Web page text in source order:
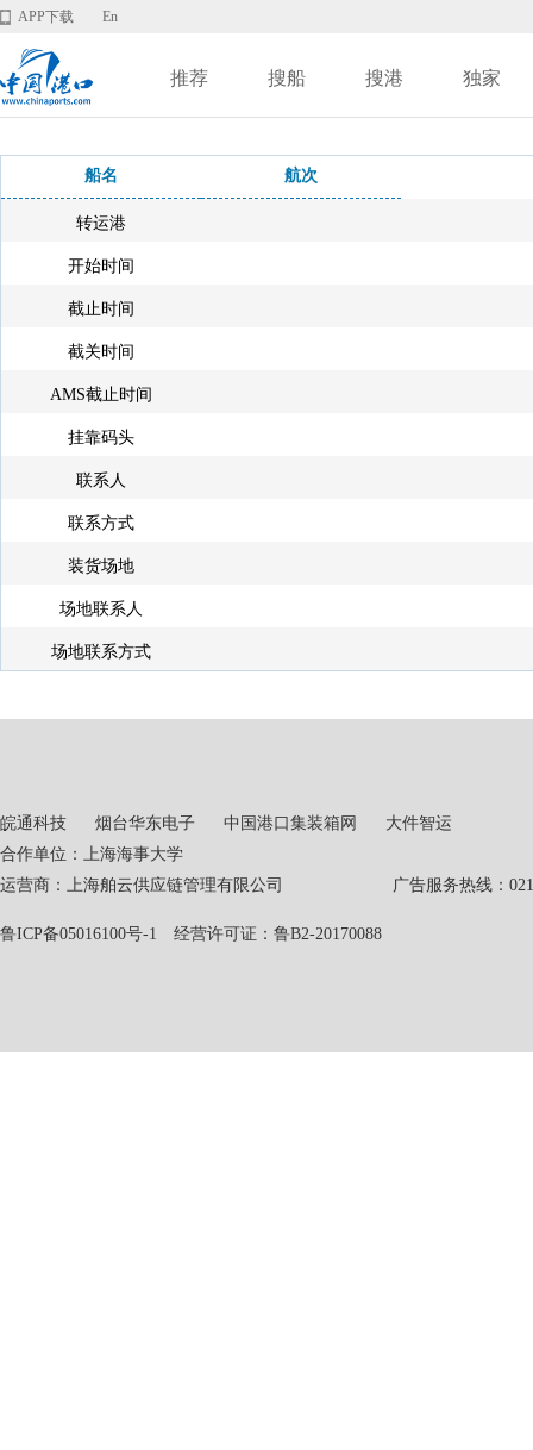
APP下载 En
推荐 搜船 搜港 独家
船名 航次
转运港
开始时间
截止时间
截关时间
AMS截止时间
挂靠码头
联系人
联系方式
装货场地
场地联系人
场地联系方式
皖通科技 烟台华东电子 中国港口集装箱网
大件智运
合作单位：上海海事大学
运营商：上海舶云供应链管理有限公司 广告服务热线：021-
鲁ICP备05016100号-1 经营许可证：鲁B2-20170088